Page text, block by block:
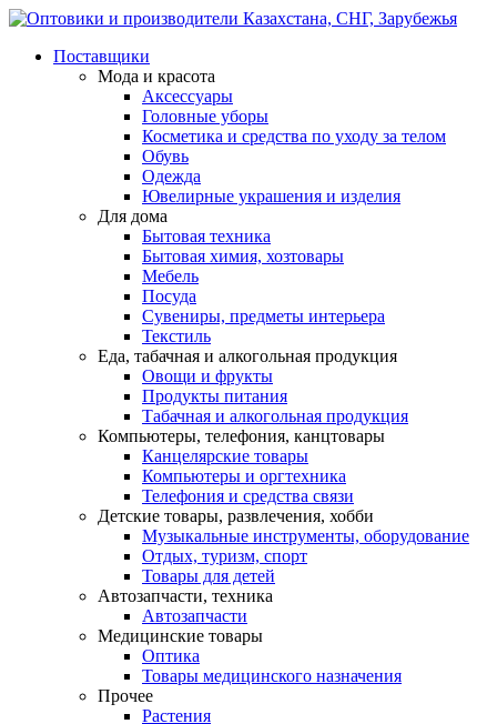
Поставщики
Мода и красота
Аксессуары
Головные уборы
Косметика и средства по уходу за телом
Обувь
Одежда
Ювелирные украшения и изделия
Для дома
Бытовая техника
Бытовая химия, хозтовары
Мебель
Посуда
Сувениры, предметы интерьера
Текстиль
Еда, табачная и алкогольная продукция
Овощи и фрукты
Продукты питания
Табачная и алкогольная продукция
Компьютеры, телефония, канцтовары
Канцелярские товары
Компьютеры и оргтехника
Телефония и средства связи
Детские товары, развлечения, хобби
Музыкальные инструменты, оборудование
Отдых, туризм, спорт
Товары для детей
Автозапчасти, техника
Автозапчасти
Медицинские товары
Оптика
Товары медицинского назначения
Прочее
Растения